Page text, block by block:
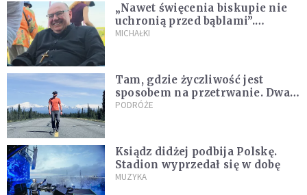
„Nawet święcenia biskupie nie
uchronią przed bąblami”.
Archidiecezja pokazała
MICHAŁKI
Tam, gdzie życzliwość jest
sposobem na przetrwanie. Dwa
tygodnie na Alasce [REPORTAŻ]
PODRÓŻE
Ksiądz didżej podbija Polskę.
Stadion wyprzedał się w dobę
MUZYKA